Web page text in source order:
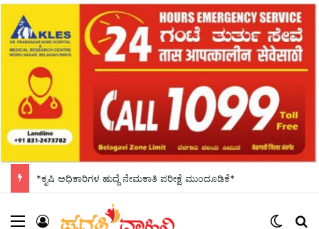
*ಕೃಷಿ ಅಧಿಕಾರಿಗಳ ಹುದ್ದೆ ನೇಮಕಾತಿ ಪರೀಕ್ಷೆ ಮುಂದೂಡಿಕೆ*
Menu Log In